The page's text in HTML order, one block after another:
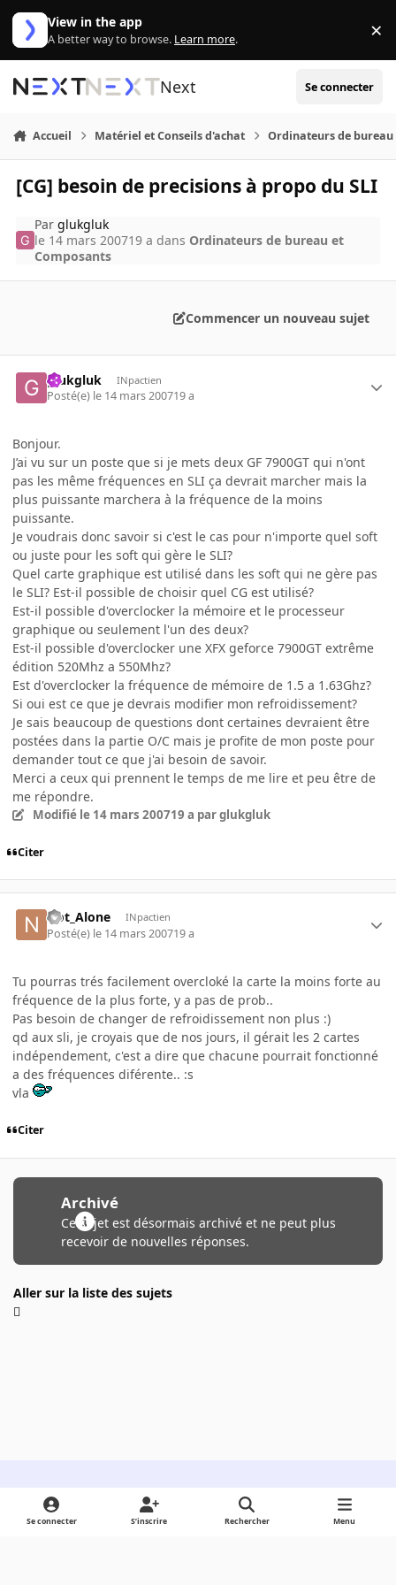
Aller au contenu
View in the app
A better way to browse. Learn more. ×
Next Se connecter
Accueil Matériel et Conseils d'achat Ordinateurs de bureau
[CG] besoin de precisions à propo du SLI
Parglukgluk
le 14 mars 200719 a dans Ordinateurs de bureau et
Composants
Commencer un nouveau sujet
glukgluk INpactien
Posté(e) le 14 mars 200719 a
Bonjour.
J’ai vu sur un poste que si je mets deux GF 7900GT qui n'ont
pas les même fréquences en SLI ça devrait marcher mais la
plus puissante marchera à la fréquence de la moins
puissante.
Je voudrais donc savoir si c'est le cas pour n'importe quel soft
ou juste pour les soft qui gère le SLI?
Quel carte graphique est utilisé dans les soft qui ne gère pas
le SLI? Est-il possible de choisir quel CG est utilisé?
Est-il possible d'overclocker la mémoire et le processeur
graphique ou seulement l'un des deux?
Est-il possible d'overclocker une XFX geforce 7900GT extrême
édition 520Mhz a 550Mhz?
Est d'overclocker la fréquence de mémoire de 1.5 a 1.63Ghz?
Si oui est ce que je devrais modifier mon refroidissement?
Je sais beaucoup de questions dont certaines devraient être
postées dans la partie O/C mais je profite de mon poste pour
demander tout ce que j'ai besoin de savoir.
Merci a ceux qui prennent le temps de me lire et peu être de
me répondre.
Modifié le 14 mars 200719 a par glukgluk
Citer
Not_Alone INpactien
Posté(e) le 14 mars 200719 a
Tu pourras trés facilement overcloké la carte la moins forte au
fréquence de la plus forte, y a pas de prob..
Pas besoin de changer de refroidissement non plus :)
qd aux sli, je croyais que de nos jours, il gérait les 2 cartes
indépendement, c'est a dire que chacune pourrait fonctionné
a des fréquences diférente.. :s
vla
Citer
Archivé
Ce sujet est désormais archivé et ne peut plus
recevoir de nouvelles réponses.
Aller sur la liste des sujets
Light ModeDark ModeSystem Preference
Se connecter S’inscrire Rechercher Menu